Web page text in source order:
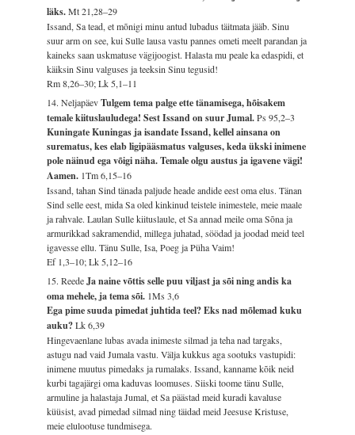
läks.Mt 21,28–29
Issand, Sa tead, et mõnigi minu antud lubadus täitmata jääb. Sinu
suur arm on see, kui Sulle lausa vastu pannes ometi meelt parandan ja
kaineks saan uskmatuse vägijoogist. Halasta mu peale ka edaspidi, et
käiksin Sinu valguses ja teeksin Sinu tegusid!
Rm 8,26–30; Lk 5,1–11
14. NeljapäevTulgem tema palge ette tänamisega, hõisakem
temale kiituslauludega! Sest Issand on suur Jumal.Ps 95,2–3
Kuningate Kuningas ja isandate Issand, kellel ainsana on
surematus, kes elab ligipääsmatus valguses, keda ükski inimene
pole näinud ega võigi näha. Temale olgu austus ja igavene vägi!
Aamen. 1Tm 6,15–16
Issand, tahan Sind tänada paljude heade andide eest oma elus. Tänan
Sind selle eest, mida Sa oled kinkinud teistele inimestele, meie maale
ja rahvale. Laulan Sulle kiituslaule, et Sa annad meile oma Sõna ja
armurikkad sakramendid, millega juhatad, söödad ja joodad meid teel
igavesse ellu. Tänu Sulle, Isa, Poeg ja Püha Vaim!
Ef 1,3–10; Lk 5,12–16
15. ReedeJa naine võttis selle puu viljast ja sõi ning andis ka
oma mehele, ja tema sõi. 1Ms 3,6
Ega pime suuda pimedat juhtida teel? Eks nad mõlemad kuku
auku?Lk 6,39
Hingevaenlane lubas avada inimeste silmad ja teha nad targaks,
astugu nad vaid Jumala vastu. Välja kukkus aga sootuks vastupidi:
inimene muutus pimedaks ja rumalaks. Issand, kanname kõik neid
kurbi tagajärgi oma kaduvas loomuses. Siiski toome tänu Sulle,
armuline ja halastaja Jumal, et Sa päästad meid kuradi kavaluse
küüsist, avad pimedad silmad ning täidad meid Jeesuse Kristuse,
meie elulootuse tundmisega.